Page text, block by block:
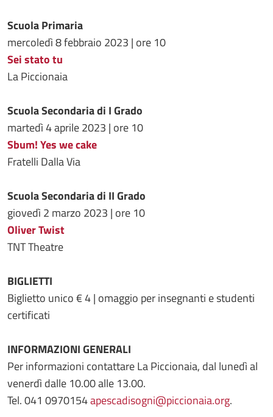
Scuola Primaria
mercoledì 8 febbraio 2023 | ore 10
Sei stato tu
La Piccionaia
Scuola Secondaria di I Grado
martedì 4 aprile 2023 | ore 10
Sbum! Yes we cake
Fratelli Dalla Via
Scuola Secondaria di II Grado
giovedì 2 marzo 2023 | ore 10
Oliver Twist
TNT Theatre
BIGLIETTI
Biglietto unico € 4 | omaggio per insegnanti e studenti
certificati
INFORMAZIONI GENERALI
Per informazioni contattare La Piccionaia, dal lunedì al
venerdì dalle 10.00 alle 13.00.
Tel. 041 0970154apescadisogni@piccionaia.org.